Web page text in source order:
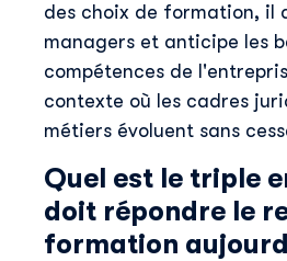
des choix de formation, il
managers et anticipe les
compétences de
contexte où les cadres
métiers évoluent sans
Quel est le triple
doit répondre le
formation